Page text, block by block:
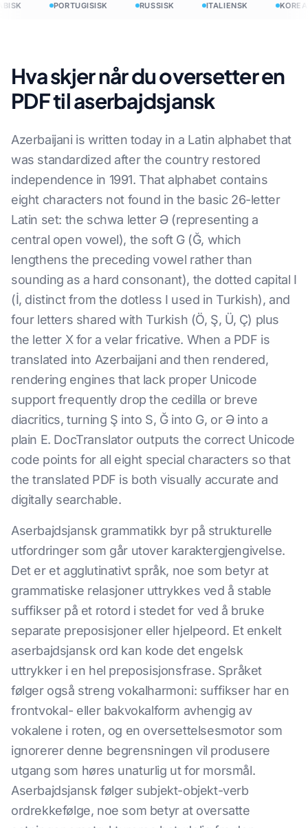
PORTUGISISK RUSSISK ITALIENSK
Hva skjer når du oversetter en
PDF til aserbajdsjansk
Azerbaijani is written today in a Latin alphabet that
was standardized after the country restored
independence in 1991. That alphabet contains
eight characters not found in the basic 26-letter
Latin set: the schwa letter Ə (representing a
central open vowel), the soft G (Ğ, which
lengthens the preceding vowel rather than
sounding as a hard consonant), the dotted capital I
(İ, distinct from the dotless I used in Turkish), and
four letters shared with Turkish (Ö, Ş, Ü, Ç) plus
the letter X for a velar fricative. When a PDF is
translated into Azerbaijani and then rendered,
rendering engines that lack proper Unicode
support frequently drop the cedilla or breve
diacritics, turning Ş into S, Ğ into G, or Ə into a
plain E. DocTranslator outputs the correct Unicode
code points for all eight special characters so that
the translated PDF is both visually accurate and
digitally searchable.
Aserbajdsjansk grammatikk byr på strukturelle
utfordringer som går utover karaktergjengivelse.
Det er et agglutinativt språk, noe som betyr at
grammatiske relasjoner uttrykkes ved å stable
suffikser på et rotord i stedet for ved å bruke
separate preposisjoner eller hjelpeord. Et enkelt
aserbajdsjansk ord kan kode det engelsk
uttrykker i en hel preposisjonsfrase. Språket
følger også streng vokalharmoni: suffikser har en
frontvokal- eller bakvokalform avhengig av
vokalene i roten, og en oversettelsesmotor som
ignorerer denne begrensningen vil produsere
utgang som høres unaturlig ut for morsmål.
Aserbajdsjansk følger subjekt-objekt-verb
ordrekkefølge, noe som betyr at oversatte